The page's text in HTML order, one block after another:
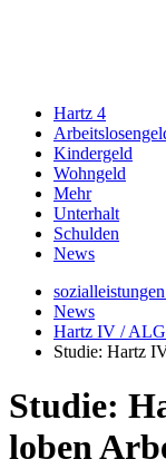
Hartz 4
Kindergeld
Wohngeld
Mehr
Unterhalt
Schulden
News
News
Hartz IV /
Studie: Hartz
Studie:
loben